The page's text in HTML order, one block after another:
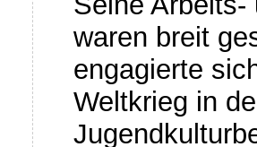
waren breit
engagierte
Weltkrieg in